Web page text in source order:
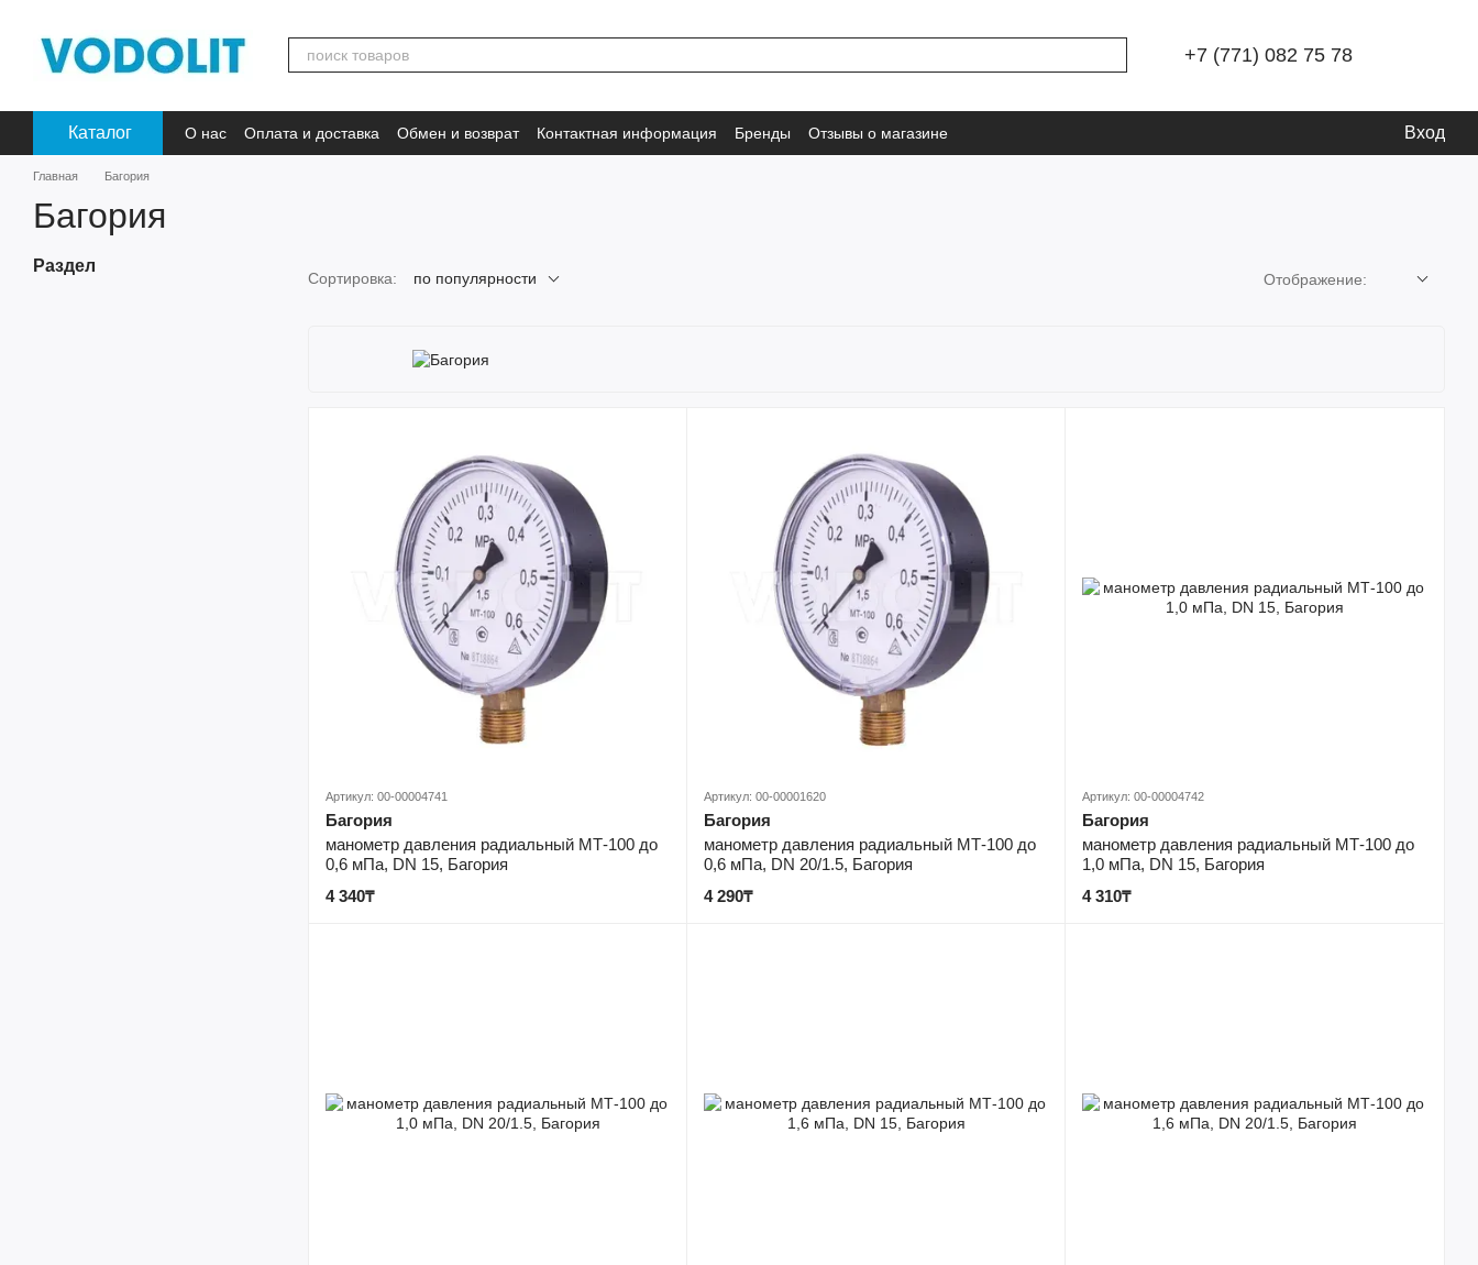
+7 (771) 082 75 78
Каталог О нас Оплата и доставка Обмен и возврат Контактная информация Бренды Отзывы о магазине Вход
Главная Багория
Багория
Сортировка: по популярности Отображение:
Артикул: 00-00004741
Багория
манометр давления радиальный МТ-100 до
0,6 мПа, DN 15, Багория
4 340₸
Артикул: 00-00001620
Багория
манометр давления радиальный МТ-100 до
0,6 мПа, DN 20/1.5, Багория
4 290₸
Артикул: 00-00004742
Багория
манометр давления радиальный МТ-100 до
1,0 мПа, DN 15, Багория
4 310₸
Раздел